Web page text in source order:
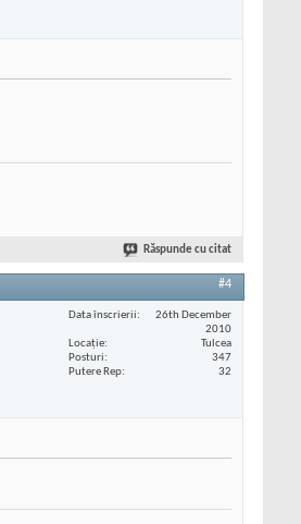
Răspunde cu citat
#4
Data înscrierii
26th December
2010
Locaţie
Tulcea
Posturi
347
Putere Rep
32